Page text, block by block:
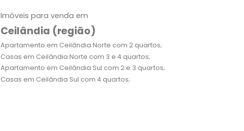
Imóveis para venda em
Ceilândia (região)
Apartamento em Ceilândia Norte com 2 quartos;
Casas em Ceilândia Norte com 3 e 4 quartos;
Apartamento em Ceilândia Sul com 2 e 3 quartos;
Casas em Ceilândia Sul com 4 quartos;